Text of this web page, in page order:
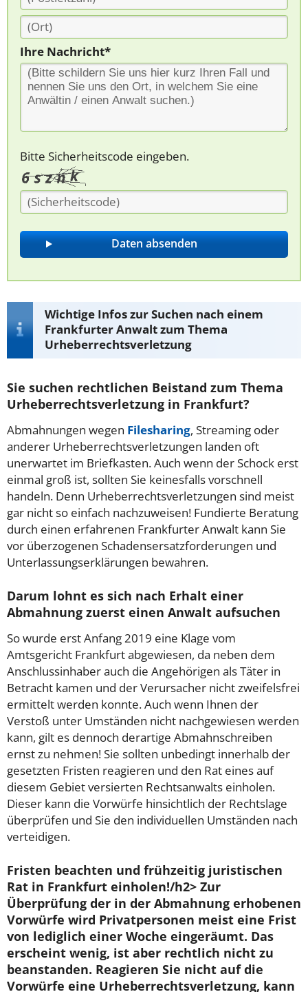
Ihre Nachricht*
Bitte Sicherheitscode eingeben.
Wichtige Infos zur Suchen nach einem
Frankfurter Anwalt zum Thema
Urheberrechtsverletzung
Sie suchen rechtlichen Beistand zum Thema
Urheberrechtsverletzung in Frankfurt?
Abmahnungen wegen Filesharing, Streaming oder
anderer Urheberrechtsverletzungen landen oft
unerwartet im Briefkasten. Auch wenn der Schock erst
einmal groß ist, sollten Sie keinesfalls vorschnell
handeln. Denn Urheberrechtsverletzungen sind meist
gar nicht so einfach nachzuweisen! Fundierte Beratung
durch einen erfahrenen Frankfurter Anwalt kann Sie
vor überzogenen Schadensersatzforderungen und
Unterlassungserklärungen bewahren.
Darum lohnt es sich nach Erhalt einer
Abmahnung zuerst einen Anwalt aufsuchen
So wurde erst Anfang 2019 eine Klage vom
Amtsgericht Frankfurt abgewiesen, da neben dem
Anschlussinhaber auch die Angehörigen als Täter in
Betracht kamen und der Verursacher nicht zweifelsfrei
ermittelt werden konnte. Auch wenn Ihnen der
Verstoß unter Umständen nicht nachgewiesen werden
kann, gilt es dennoch derartige Abmahnschreiben
ernst zu nehmen! Sie sollten unbedingt innerhalb der
gesetzten Fristen reagieren und den Rat eines auf
diesem Gebiet versierten Rechtsanwalts einholen.
Dieser kann die Vorwürfe hinsichtlich der Rechtslage
überprüfen und Sie den individuellen Umständen nach
verteidigen.
Fristen beachten und frühzeitig juristischen
Rat in Frankfurt einholen!/h2> Zur
Überprüfung der in der Abmahnung erhobenen
Vorwürfe wird Privatpersonen meist eine Frist
von lediglich einer Woche eingeräumt. Das
erscheint wenig, ist aber rechtlich nicht zu
beanstanden. Reagieren Sie nicht auf die
Vorwürfe eine Urheberrechtsverletzung, kann